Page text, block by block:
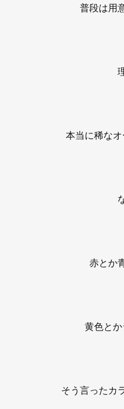
普段は用
本当に稀な
赤とか
黄色と
そう言ったカ